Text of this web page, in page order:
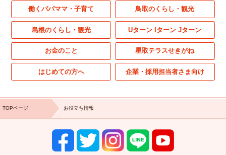
働くパパママ・子育て 鳥取のくらし・観光
島根のくらし・観光 Uターン Iターン Jターン
お金のこと 星取テラスせきがね
はじめての方へ 企業・採用担当者さま向け
TOPページ お役立ち情報